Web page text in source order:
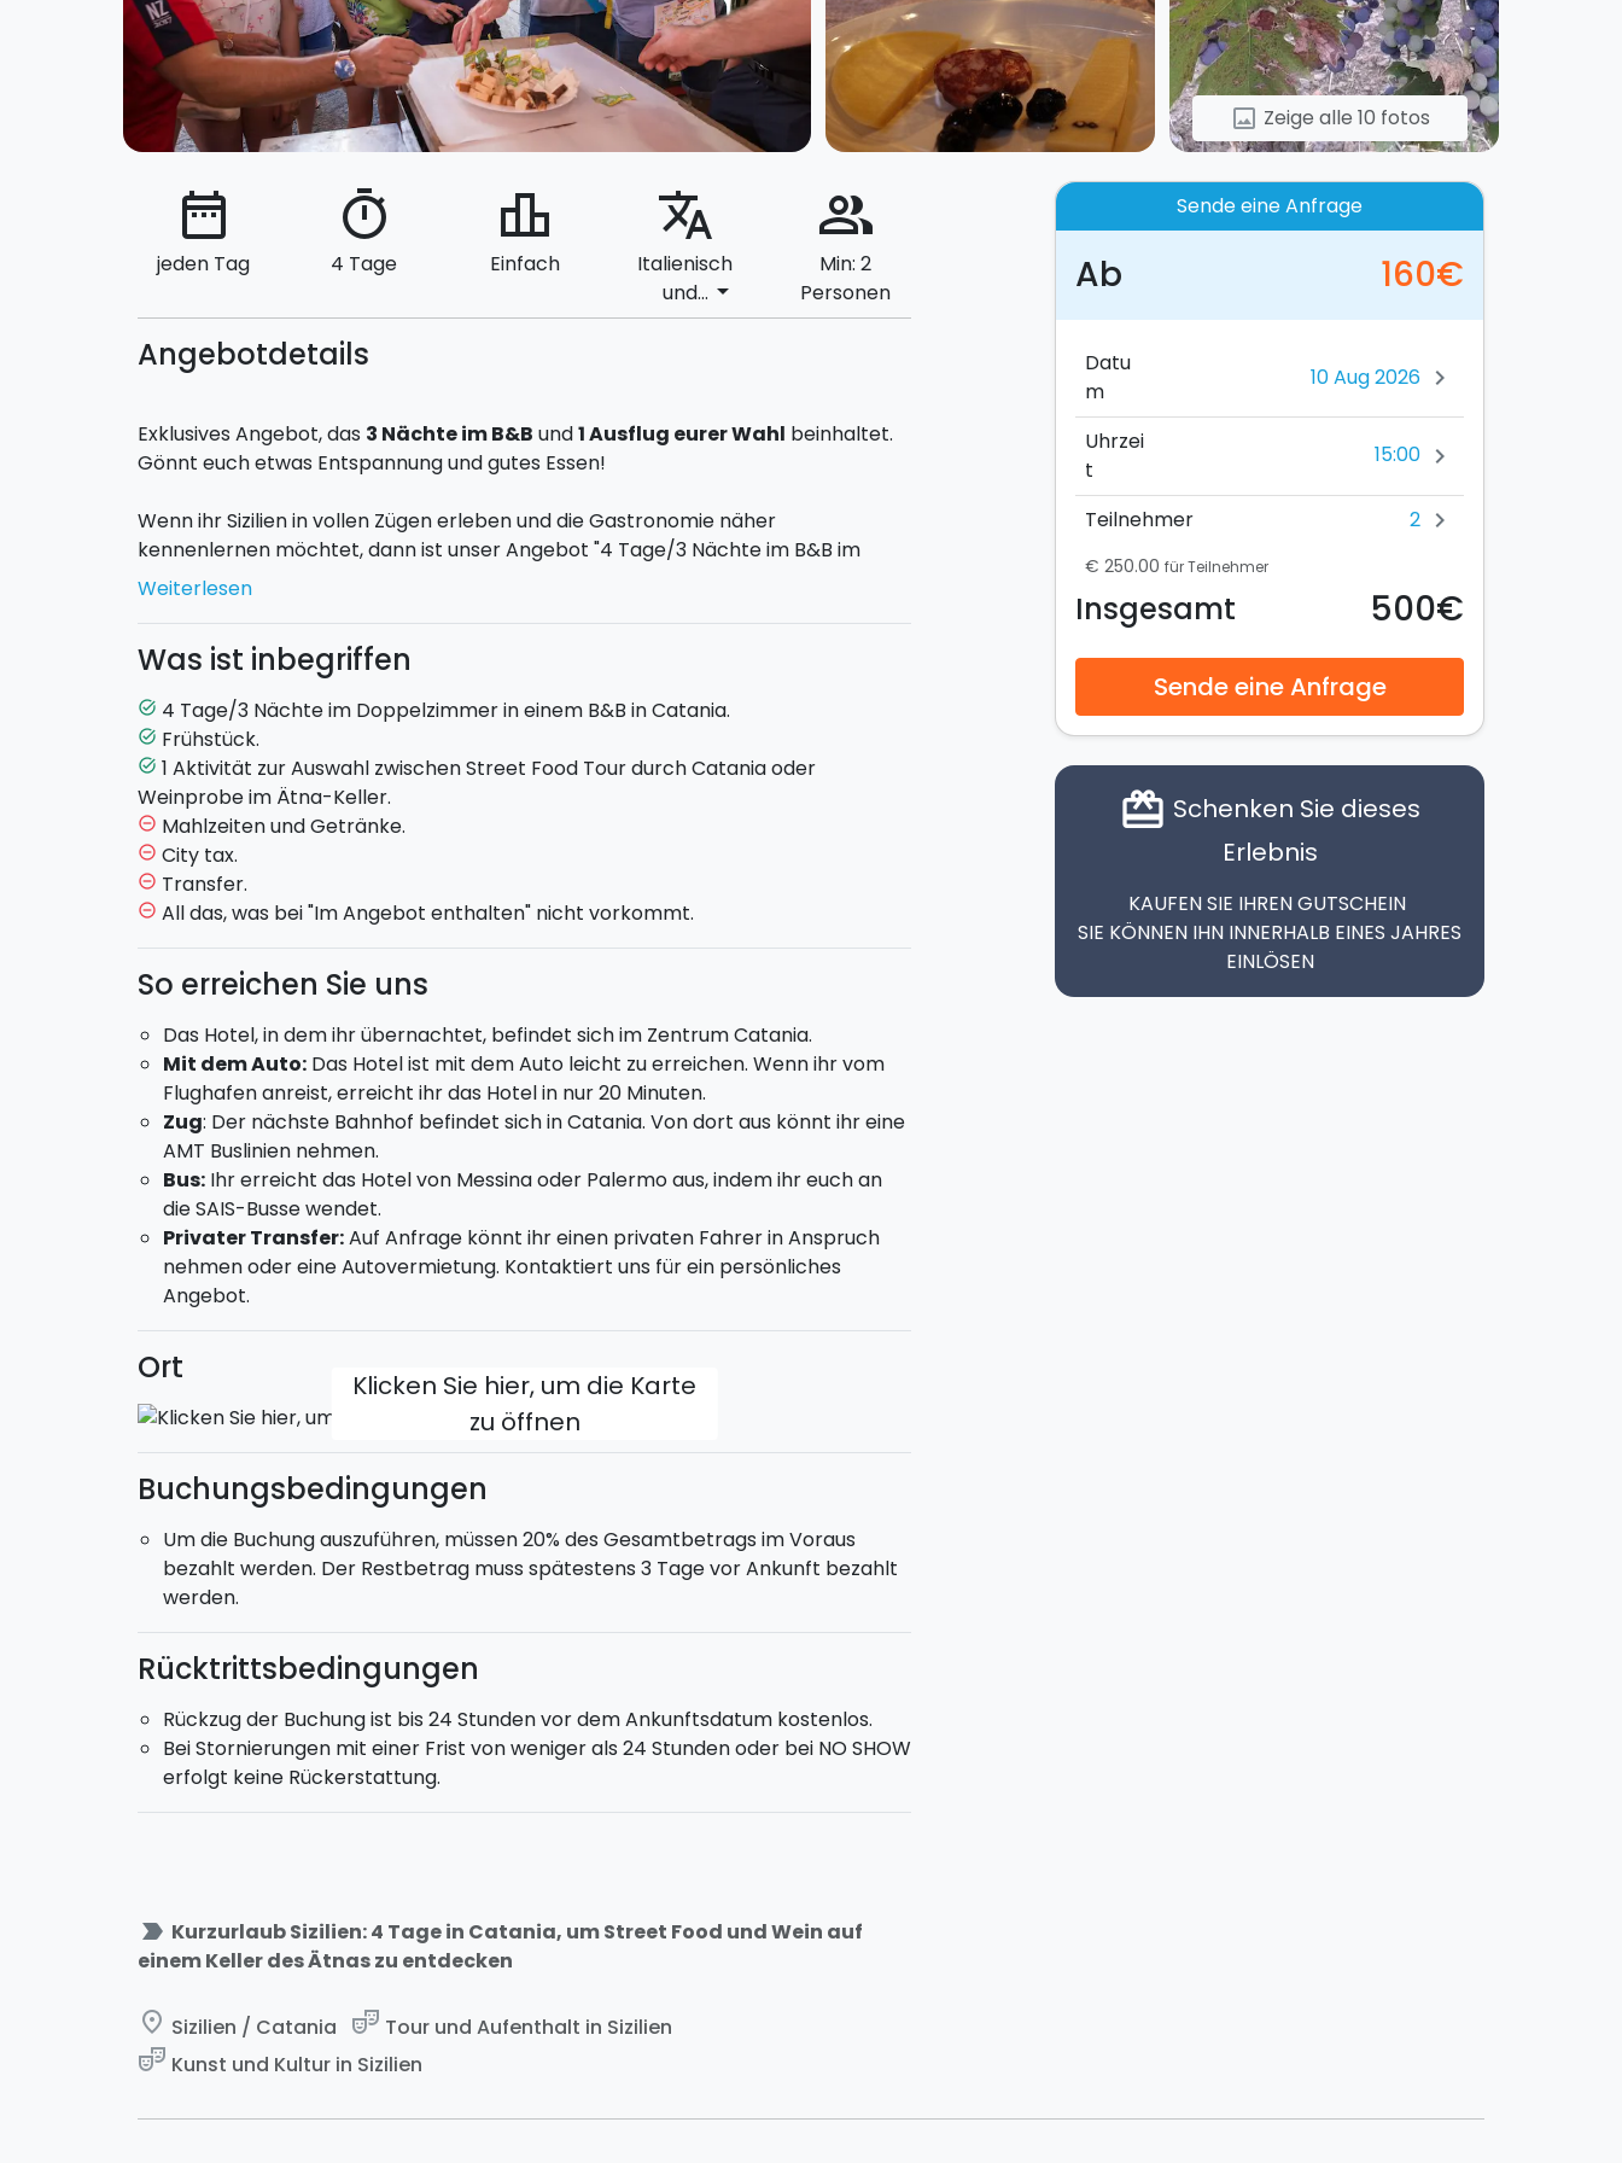
image Zeige alle 10 fotos
date_range
jeden Tag
timer
4 Tage
leaderboard
Einfach
translate
Italienisch
und... arrow_drop_down
people_alt
Min: 2
Personen
Angebotdetails
Exklusives Angebot, das 3 Nächte im B&B und1 Ausflug eurer Wahl beinhaltet.
Gönnt euch etwas Entspannung und gutes Essen!
Wenn ihr Sizilien in vollen Zügen erleben und die Gastronomie näher
kennenlernen möchtet, dann ist unser Angebot "4 Tage/3 Nächte im B&B im
Zentrum Catanias" genau das Richtige für euch!
TAG 1
Check-in im B&B und Unterkunft im Doppelzimmer.
Freier Abend.
TAG 2
Frühstück im Hotel.
Ihr könnteine der beiden gastronomischen Aktivitäten auswählen
im Paket enthalten, aber ihr könnt die zweite auch als Extra für einen anderen
Tag buchen!):
die beliebten Märkte und Plätze des Stadtzentrums und probiert das beste
Street Food der Stadt.
Weinverkostung im Weinkeller auf dem Ätna: Ihr besucht die Weinberge und
einen Weinkeller am Fuße des Ätnas. Ihr werdet den auf dem Hof produzierten
Wein mit lokalen Produkten verkosten.
TAG 3
Freier Tag.
Hier sind einige unserer Tipps, wie ihr diesen Tag verbringen könnt:
Halbtägige Jeep-Tour auf dem Ätna;
Segelbootausflug von Catania entlang der Seeküste des Zyklop;
Besuch einer Ölmühle und Verkostung in Syrakus.
TAG 4
Check-out und Ende des Services.
Eure Unterkunft befindet sich im Zentrum von Catania. Unterkunft in einem
Doppelzimmer inklusive Frühstück.
Check-in:
Möchtest du ein Auto mieten?
Weiterlesen
Was ist inbegriffen
task_alt 4 Tage/3 Nächte im Doppelzimmer in einem B&B in Catania.
task_alt Frühstück.
task_alt 1 Aktivität zur Auswahl zwischen Street Food Tour durch Catania oder
Weinprobe im Ätna-Keller.
remove_circle_outline Mahlzeiten und Getränke.
remove_circle_outline City tax.
remove_circle_outline Transfer.
remove_circle_outline All das, was bei "Im Angebot enthalten" nicht vorkommt.
So erreichen Sie uns
Das Hotel, in dem ihr übernachtet, befindet sich im Zentrum Catania.
Mit dem Auto:Das Hotel ist mit dem Auto leicht zu erreichen. Wenn ihr vom
Flughafen anreist, erreicht ihr das Hotel in nur 20 Minuten.
Zug: Der nächste Bahnhof befindet sich in Catania. Von dort aus könnt ihr eine
AMT Buslinien nehmen.
Bus:Ihr erreicht das Hotel von Messina oder Palermo aus, indem ihr euch an
die SAIS-Busse wendet.
Privater Transfer:Auf Anfrage könnt ihr einen privaten Fahrer in Anspruch
nehmen oder eine Autovermietung. Kontaktiert uns für ein persönliches
Angebot.
Ort
Klicken Sie hier, um die Karte
zu öffnen
Buchungsbedingungen
Um die Buchung auszuführen, müssen 20% des Gesamtbetrags im Voraus
bezahlt werden. Der Restbetrag muss spätestens 3 Tage vor Ankunft bezahlt
werden.
Rücktrittsbedingungen
Rückzug der Buchung ist bis 24 Stunden vor dem Ankunftsdatum kostenlos.
Bei Stornierungen mit einer Frist von weniger als 24 Stunden oder bei NO SHOW
erfolgt keine Rückerstattung.
label_important Kurzurlaub Sizilien: 4 Tage in Catania, um Street Food und Wein auf
einem Keller des Ätnas zu entdecken
place Sizilien / Catania theater_comedy Tour und Aufenthalt in Sizilien
theater_comedy Kunst und Kultur in Sizilien
Sende eine Anfrage
Ab 160€
Datu
m
chevron_right
Uhrzei
t
15:00 chevron_right
Teilnehmer 2 chevron_right
€ 250.00 für Teilnehmer
Insgesamt 500€
Sende eine Anfrage
card_giftcard Schenken Sie dieses
Erlebnis
KAUFEN SIE IHREN GUTSCHEIN
SIE KÖNNEN IHN INNERHALB EINES JAHRES
EINLÖSEN